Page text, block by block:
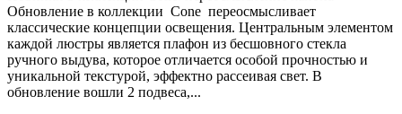
Обновление в коллекции Cone переосмысливает
классические концепции освещения. Центральным элементом
каждой люстры является плафон из бесшовного стекла
ручного выдува, которое отличается особой прочностью и
уникальной текстурой, эффектно рассеивая свет. В
обновление вошли 2 подвеса,...